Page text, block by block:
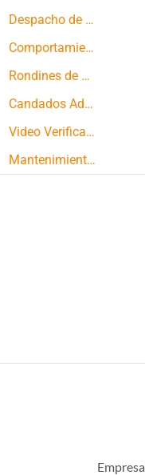
Despacho de Autobuses
Comportamiento del conductor
Rondines de Seguridad
Candados Aduaneros
Video Verificación
Mantenimiento de Flotas
Empresa